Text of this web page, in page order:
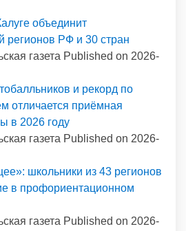
объединит
регионов РФ и 30 стран
газета Published on 2026-
и рекорд по
отличается приёмная
в 2026 году
газета Published on 2026-
школьники из 43 регионов
в профориентационном
газета Published on 2026-